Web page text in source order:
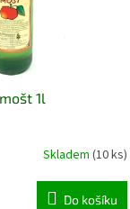
1l
Skladem (10 ks)
Do košíku